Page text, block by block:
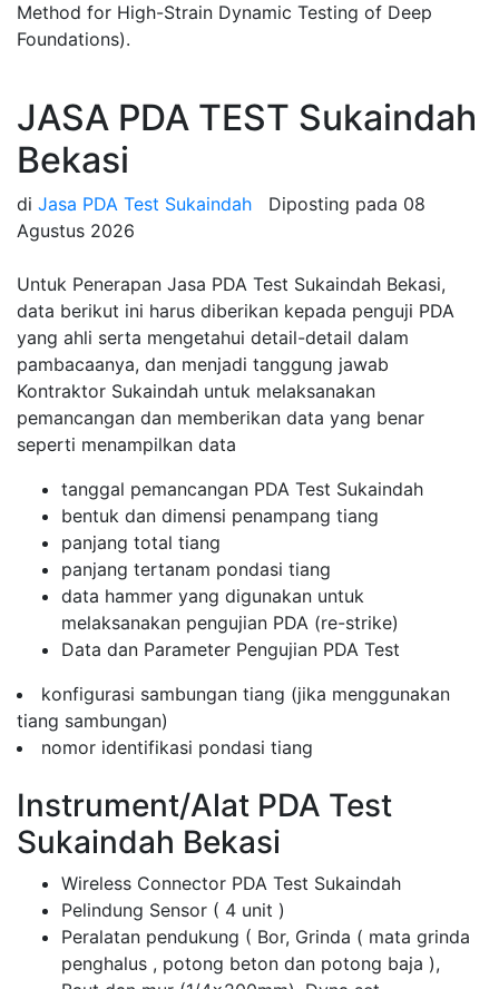
Method for High-Strain Dynamic Testing of Deep
Foundations).
JASA PDA TEST Sukaindah
Bekasi
di Jasa PDA Test Sukaindah Diposting pada 08
Agustus 2026
Untuk Penerapan Jasa PDA Test Sukaindah Bekasi,
data berikut ini harus diberikan kepada penguji PDA
yang ahli serta mengetahui detail-detail dalam
pambacaanya, dan menjadi tanggung jawab
Kontraktor Sukaindah untuk melaksanakan
pemancangan dan memberikan data yang benar
seperti menampilkan data
tanggal pemancangan PDA Test Sukaindah
bentuk dan dimensi penampang tiang
panjang total tiang
panjang tertanam pondasi tiang
data hammer yang digunakan untuk
melaksanakan pengujian PDA (re-strike)
Data dan Parameter Pengujian PDA Test
konfigurasi sambungan tiang (jika menggunakan
tiang sambungan)
nomor identifikasi pondasi tiang
Instrument/Alat PDA Test
Sukaindah Bekasi
Wireless Connector PDA Test Sukaindah
Pelindung Sensor ( 4 unit )
Peralatan pendukung ( Bor, Grinda ( mata grinda
penghalus , potong beton dan potong baja ),